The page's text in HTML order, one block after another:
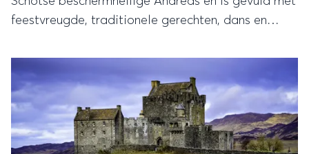
feestvreugde, traditionele gerechten, dans en